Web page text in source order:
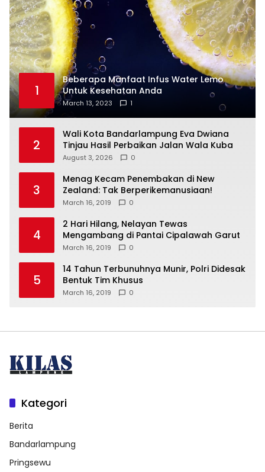
1
Beberapa Manfaat Infus Water Lemo
Untuk Kesehatan Anda
March 13, 2023 1
2
Wali Kota Bandarlampung Eva Dwiana
Tinjau Hasil Perbaikan Jalan Wala Kuba
August 3, 2026 0
3
Menag Kecam Penembakan di New
Zealand: Tak Berperikemanusiaan!
March 16, 2019 0
4
2 Hari Hilang, Nelayan Tewas
Mengambang di Pantai Cipalawah Garut
March 16, 2019 0
5
14 Tahun Terbunuhnya Munir, Polri Didesak
Bentuk Tim Khusus
March 16, 2019 0
Kategori
Berita
Bandarlampung
Pringsewu